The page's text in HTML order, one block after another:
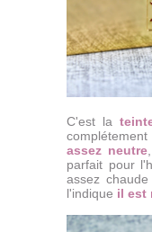
C'est la
assez neutre
parfait pour
assez
l'indique il est